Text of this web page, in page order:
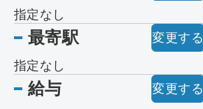
指定なし
最寄駅
変更する
指定なし
給与
変更する